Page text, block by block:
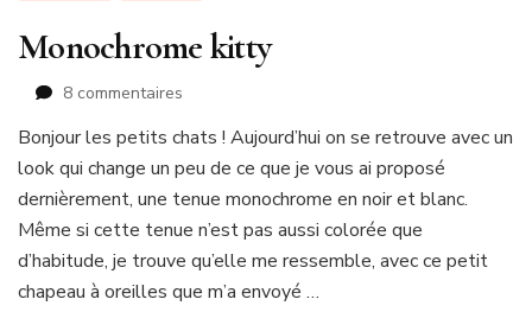
Monochrome kitty
8 commentaires
kitty
Bonjour les petits chats ! Aujourd’hui on se retrouve avec un
look qui change un peu de ce que je vous ai proposé
dernièrement, une tenue monochrome en noir et blanc.
Même si cette tenue n’est pas aussi colorée que
d’habitude, je trouve qu’elle me ressemble, avec ce petit
chapeau à oreilles que m’a envoyé …